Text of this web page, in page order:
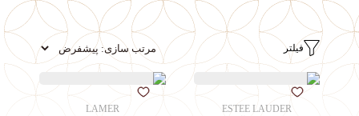
فیلتر
ESTEE LAUDER
LAMER